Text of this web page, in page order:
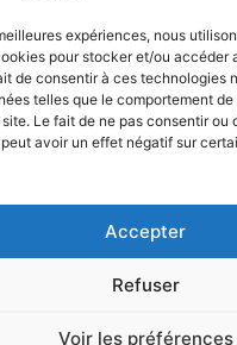
expériences, nous
pour stocker et/ou accéder
de consentir à ces technologies
telles que le comportement
Le fait de ne pas consentir ou
avoir un effet négatif sur
Accepter
Refuser
Voir les préférences
de nos
!
Espace presse